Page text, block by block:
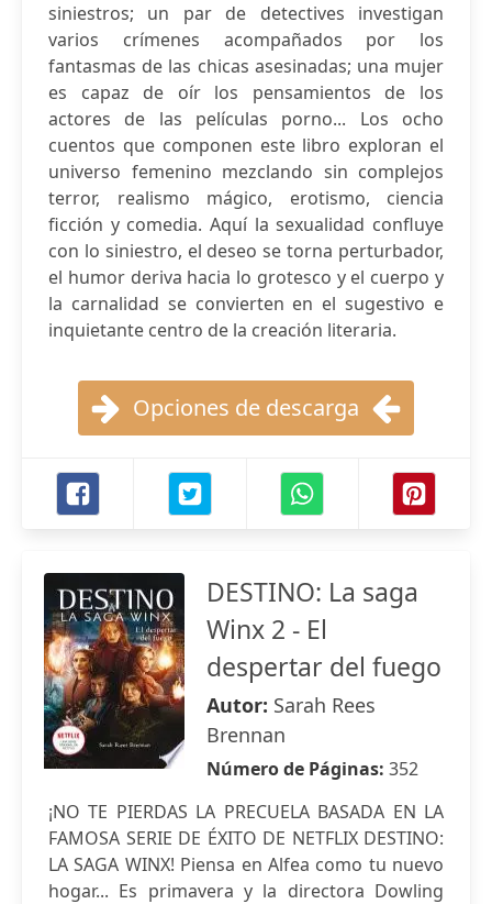
siniestros; un par de detectives investigan
varios crímenes acompañados por los
fantasmas de las chicas asesinadas; una mujer
es capaz de oír los pensamientos de los
actores de las películas porno... Los ocho
cuentos que componen este libro exploran el
universo femenino mezclando sin complejos
terror, realismo mágico, erotismo, ciencia
ficción y comedia. Aquí la sexualidad confluye
con lo siniestro, el deseo se torna perturbador,
el humor deriva hacia lo grotesco y el cuerpo y
la carnalidad se convierten en el sugestivo e
inquietante centro de la creación literaria.
Opciones de descarga
DESTINO: La saga
Winx 2 - El
despertar del fuego
Autor: Sarah Rees
Brennan
Número de Páginas: 352
¡NO TE PIERDAS LA PRECUELA BASADA EN LA
FAMOSA SERIE DE ÉXITO DE NETFLIX DESTINO:
LA SAGA WINX! Piensa en Alfea como tu nuevo
hogar... Es primavera y la directora Dowling